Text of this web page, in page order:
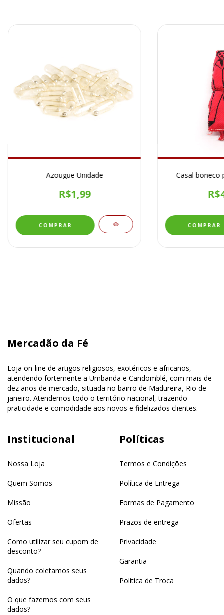
Azougue Unidade
R$1,99
Casal boneco
Mercadão da Fé
Loja on-line de artigos religiosos, exotéricos e africanos,
atendendo fortemente a Umbanda e Candomblé, com mais de
dez anos de mercado, situada no bairro de Madureira, Rio de
janeiro. Atendemos todo o território nacional, trazendo
praticidade e comodidade aos novos e fidelizados clientes.
Institucional
Nossa Loja
Quem Somos
Missão
Ofertas
Como utilizar seu cupom de
desconto?
Quando coletamos seus
dados?
O que fazemos com seus
dados?
Políticas
Termos e Condições
Política de Entrega
Formas de Pagamento
Prazos de entrega
Privacidade
Garantia
Política de Troca